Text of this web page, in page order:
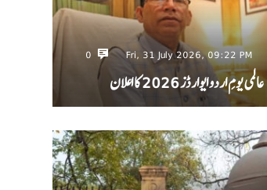
Fri, 31 July 2026, 09:22 PM
0
عالمی یومِ اردو ایوارڈز 2026 کا اعلان